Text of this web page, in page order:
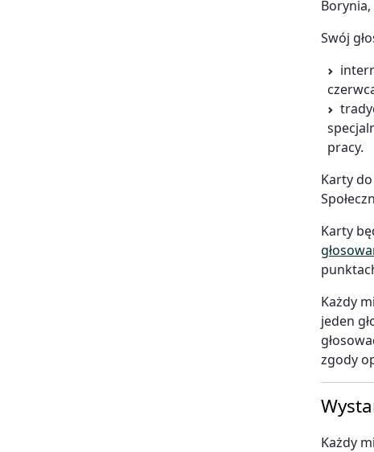
Swój
pracy.
Karty
Karty
Każdy
jeden
zgody
Każdy